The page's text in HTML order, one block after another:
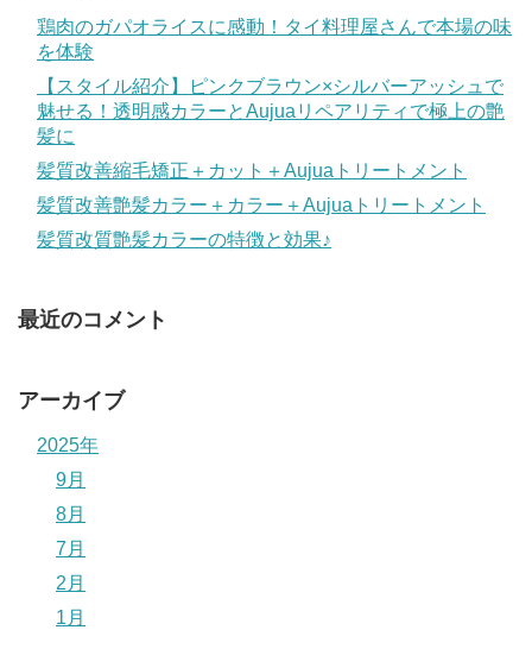
鶏肉のガパオライスに感動！タイ料理屋さんで本場の味
を体験
【スタイル紹介】ピンクブラウン×シルバーアッシュで
魅せる！透明感カラーとAujuaリペアリティで極上の艶
髪に
髪質改善縮毛矯正＋カット＋Aujuaトリートメント
髪質改善艶髪カラー＋カラー＋Aujuaトリートメント
髪質改質艶髪カラーの特徴と効果♪
最近のコメント
アーカイブ
2025年
9月
8月
7月
2月
1月